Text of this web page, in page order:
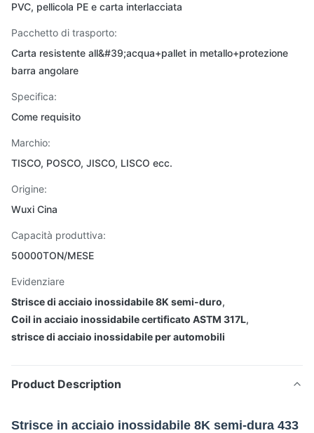
PVC, pellicola PE e carta interlacciata
Pacchetto di trasporto:
Carta resistente all&#39;acqua+pallet in metallo+protezione
barra angolare
Specifica:
Come requisito
Marchio:
TISCO, POSCO, JISCO, LISCO ecc.
Origine:
Wuxi Cina
Capacità produttiva:
50000TON/MESE
Evidenziare
Strisce di acciaio inossidabile 8K semi-duro,
Coil in acciaio inossidabile certificato ASTM 317L,
strisce di acciaio inossidabile per automobili
Product Description
Strisce in acciaio inossidabile 8K semi-dura 433